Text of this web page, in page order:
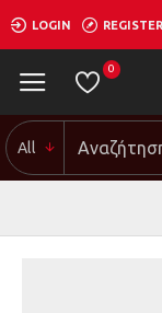
LOGIN REGISTER
0
All